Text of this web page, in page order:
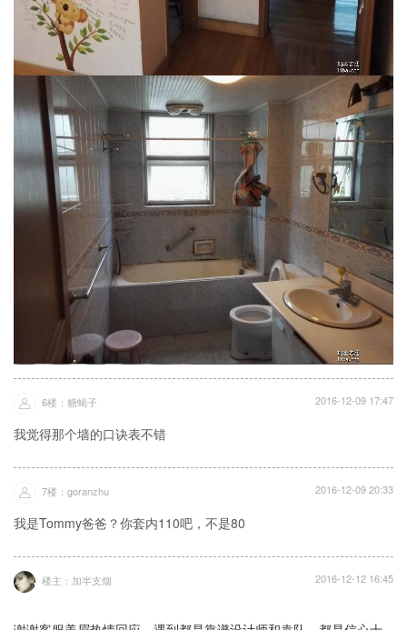
6楼：糖蝎子 2016-12-09 17:47
我觉得那个墙的口诀表不错
7楼：goranzhu 2016-12-09 20:33
我是Tommy爸爸？你套内110吧，不是80
楼主：加半支烟 2016-12-12 16:45